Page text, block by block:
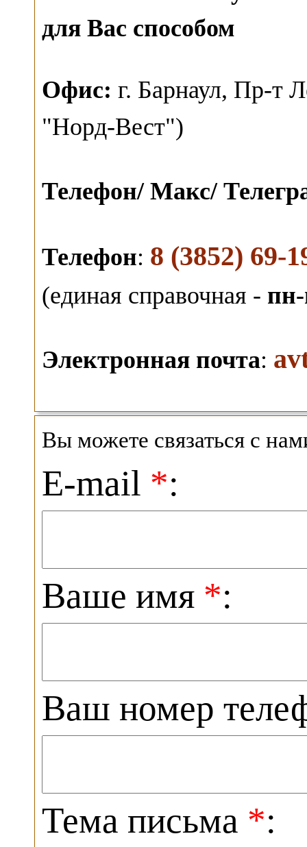
для Вас способом
Офис: г. Барнаул, Пр-т
"Норд-Вест")
Телефон/ Макс/
Телефон: 8 (3852) 69-
(единая справочная -
Электронная почта:
Вы можете связаться с
E-mail *:
Ваше имя *:
Ваш номер
Тема письма *: